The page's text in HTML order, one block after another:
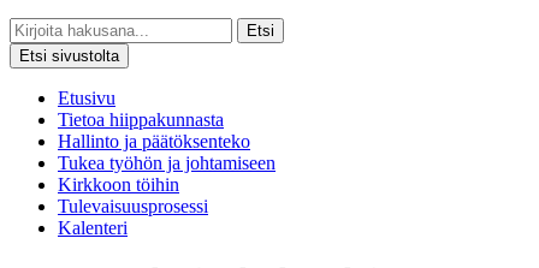
Etsi
Etsi sivustolta
Etusivu
Tietoa hiippakunnasta
Hallinto ja päätöksenteko
Tukea työhön ja johtamiseen
Kirkkoon töihin
Tulevaisuusprosessi
Kalenteri